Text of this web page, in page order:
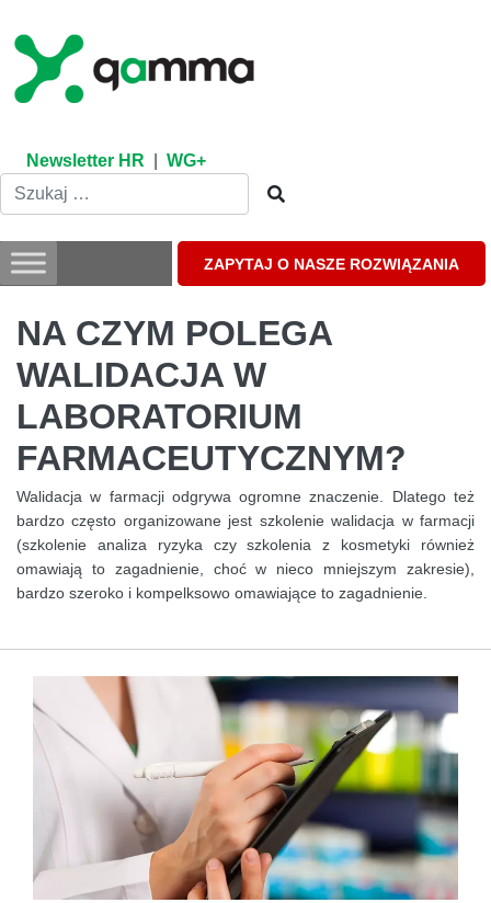
content
Newsletter HR WG+
ZAPYTAJ O NASZE ROZWIĄZANIA
NA CZYM POLEGA
WALIDACJA W
LABORATORIUM
FARMACEUTYCZNYM?
Walidacja w farmacji odgrywa ogromne znaczenie. Dlatego też
bardzo często organizowane jest szkolenie walidacja w farmacji
(szkolenie analiza ryzyka czy szkolenia z kosmetyki również
omawiają to zagadnienie, choć w nieco mniejszym zakresie),
bardzo szeroko i kompelksowo omawiające to zagadnienie.